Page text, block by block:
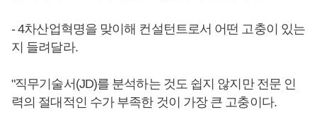
- 4차산업혁명을 맞이해 컨설턴트로서 어떤 고충이 있는
지 들려달라.
"직무기술서(JD)를 분석하는 것도 쉽지 않지만 전문 인
력의 절대적인 수가 부족한 것이 가장 큰 고충이다.